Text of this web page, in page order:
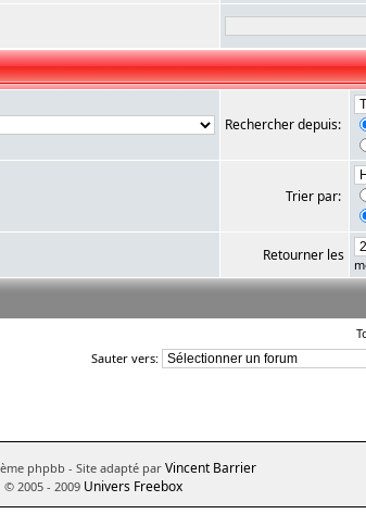
Rechercher depuis:
Trier par:
Retourner les
Sauter vers:
phpbb - Site adapté par Vincent Barrier
© 2005 - 2009 Univers Freebox